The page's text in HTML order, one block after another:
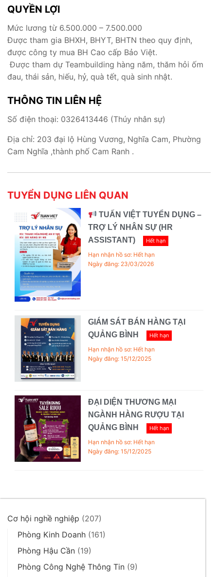
QUYỀN LỢI
Mức lương từ 6.500.000 – 7.500.000
Được tham gia BHXH, BHYT, BHTN theo quy định,
được công ty mua BH Cao cấp Bảo Việt.
Được tham dự Teambuilding hàng năm, thăm hỏi ốm
đau, thái sản, hiếu, hỷ, quà tết, quà sinh nhật.
THÔNG TIN LIÊN HỆ
Số điện thoại: 0326413446 (Thúy nhân sự)
Địa chỉ: 203 đại lộ Hùng Vương, Nghĩa Cam, Phường
Cam Nghĩa ,thành phố Cam Ranh .
TUYỂN DỤNG LIÊN QUAN
TUẤN VIỆT TUYỂN DỤNG –
TRỢ LÝ NHÂN SỰ (HR
ASSISTANT)
Hết hạn
Hạn nhận hồ sơ: Hết hạn
Ngày đăng: 23/03/2026
GIÁM SÁT BÁN HÀNG TẠI
QUẢNG BÌNH
Hết hạn
Hạn nhận hồ sơ: Hết hạn
Ngày đăng: 15/12/2025
ĐẠI DIỆN THƯƠNG MẠI
NGÀNH HÀNG RƯỢU TẠI
QUẢNG BÌNH
Hết hạn
Hạn nhận hồ sơ: Hết hạn
Ngày đăng: 15/12/2025
Cơ hội nghề nghiệp (207)
Phòng Kinh Doanh (161)
Phòng Hậu Cần (19)
Phòng Công Nghệ Thông Tin (9)